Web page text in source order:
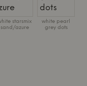
starsmix
sand/azure
white pearl
grey dots